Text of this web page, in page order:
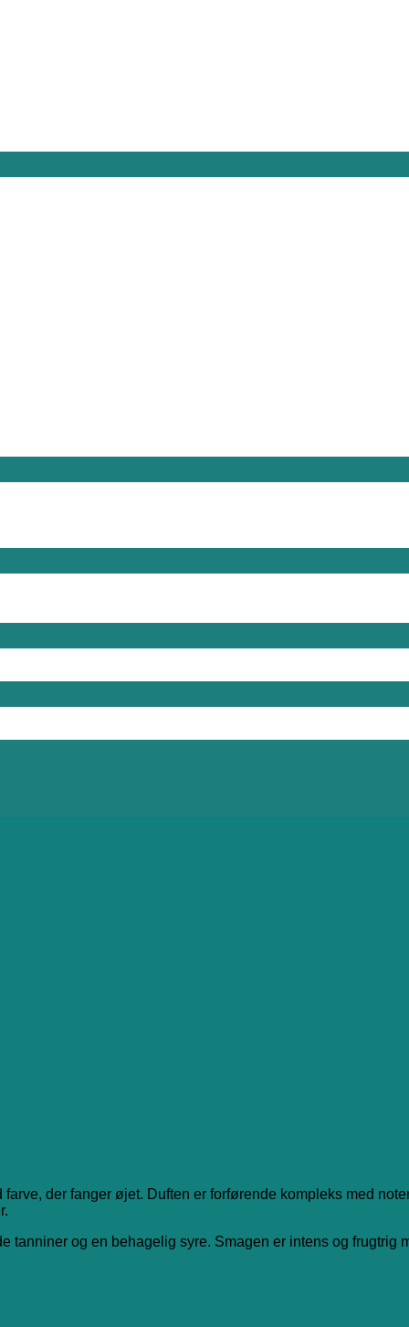
der fanger øjet. Duften er forførende kompleks med
tanniner og en behagelig syre. Smagen er intens og